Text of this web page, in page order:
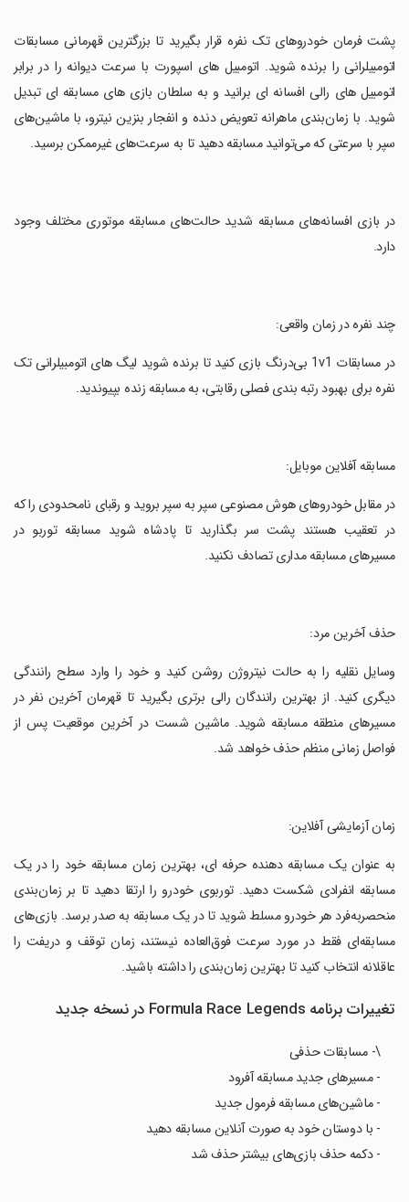
‏پشت فرمان خودروهای تک نفره قرار بگیرید تا بزرگترین قهرمانی مسابقات
اتومبیلرانی را برنده شوید. اتومبیل های اسپورت با سرعت دیوانه را در برابر
اتومبیل های رالی افسانه ای برانید و به سلطان بازی های مسابقه ای تبدیل
شوید. با زمان‌بندی ماهرانه تعویض دنده و انفجار بنزین نیترو، با ماشین‌های
سپر با سرعتی که می‌توانید مسابقه دهید تا به سرعت‌های غیرممکن برسید.
‏در بازی افسانه‌های مسابقه شدید حالت‌های مسابقه موتوری مختلف وجود
دارد.
‏چند نفره در زمان واقعی:
‏در مسابقات 1v1 بی‌درنگ بازی کنید تا برنده شوید لیگ های اتومبیلرانی تک
نفره برای بهبود رتبه بندی فصلی رقابتی، به مسابقه زنده بپیوندید.
‏مسابقه آفلاین موبایل:
‏در مقابل خودروهای هوش مصنوعی سپر به سپر بروید و رقبای نامحدودی را که
در تعقیب هستند پشت سر بگذارید تا پادشاه شوید مسابقه توربو در
مسیرهای مسابقه مداری تصادف نکنید.
‏حذف آخرین مرد:
‏وسایل نقلیه را به حالت نیتروژن روشن کنید و خود را وارد سطح رانندگی
دیگری کنید. از بهترین رانندگان رالی برتری بگیرید تا قهرمان آخرین نفر در
مسیرهای منطقه مسابقه شوید. ماشین شست در آخرین موقعیت پس از
فواصل زمانی منظم حذف خواهد شد.
‏زمان آزمایشی آفلاین:
‏به عنوان یک مسابقه دهنده حرفه ای، بهترین زمان مسابقه خود را در یک
مسابقه انفرادی شکست دهید. توربوی خودرو را ارتقا دهید تا بر زمان‌بندی
منحصربه‌فرد هر خودرو مسلط شوید تا در یک مسابقه به صدر برسد. بازی‌های
مسابقه‌ای فقط در مورد سرعت فوق‌العاده نیستند، زمان توقف و دریفت را
عاقلانه انتخاب کنید تا بهترین زمان‌بندی را داشته باشید.
تغییرات برنامه Formula Race Legends در نسخه جدید
\- مسابقات حذفی
- مسیرهای جدید مسابقه آفرود
- ماشین‌های مسابقه فرمول جدید
- با دوستان خود به صورت آنلاین مسابقه دهید
- دکمه حذف بازی‌های بیشتر حذف شد